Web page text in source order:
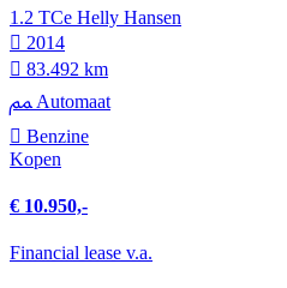
1.2 TCe Helly Hansen
2014
83.492 km
Automaat
Benzine
Kopen
€ 10.950,-
Financial lease v.a.